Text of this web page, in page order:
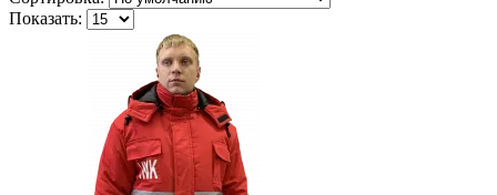
Показать: